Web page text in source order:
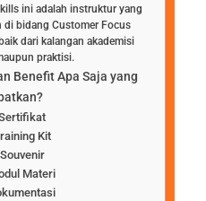
ini adalah instruktur yang
di bidang Customer Focus
dari kalangan akademisi
praktisi.
Benefit Apa Saja yang
Kit
Souvenir
Materi